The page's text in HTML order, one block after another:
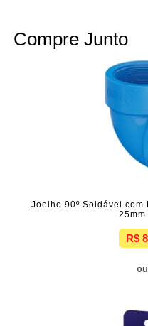
Compre Junto
Joelho 90º Soldável com
R$